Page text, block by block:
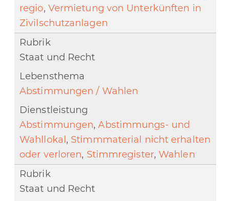
regio, Vermietung von Unterkünften in
Zivilschutzanlagen
Staat und Recht
Abstimmungen / Wahlen
Abstimmungen,Abstimmungs- und
Wahllokal , Stimmmaterial nicht erhalten
oder verloren, Stimmregister,Wahlen
Staat und Recht